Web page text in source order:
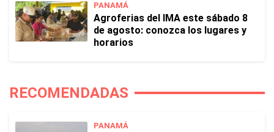
PANAMÁ
Agroferias del IMA este sábado 8
de agosto: conozca los lugares y
horarios
RECOMENDADAS
PANAMÁ